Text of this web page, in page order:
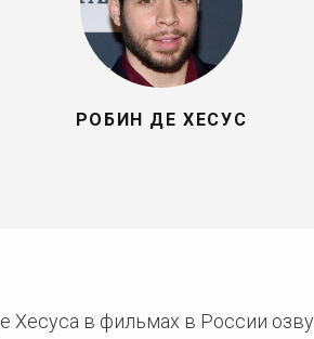
РОБИН ДЕ ХЕСУС
Хесуса в фильмах в России